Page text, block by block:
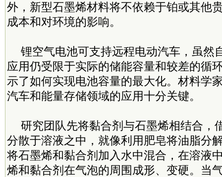
外，新型石墨烯材料将不依赖于铂或其他
成本和对环境的影响。
锂空气电池可支持远程电动汽车，虽然
应用仍受限于实际的储能容量和较差的循
示了如何实现电池容量的最大化。材料学
汽车和能量存储领域的应用十分关键。
研究团队先将黏合剂与石墨烯相结合，
分散于溶液之中，就像利用肥皂将油脂分
将石墨烯和黏合剂加入水中混合，在溶液
烯和黏合剂在气泡的周围成形、变硬。当